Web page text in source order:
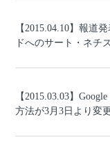
【2015.04.10】報道
ドへのサート・ネチ
【2015.03.03】
方法が3月3日より変